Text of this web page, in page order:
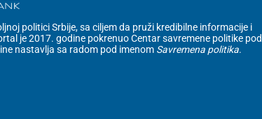
politici Srbije, sa ciljem da pruži kredibilne informacije i
je 2017. godine pokrenuo Centar savremene politike pod
nastavlja sa radom pod imenom Savremena politika.